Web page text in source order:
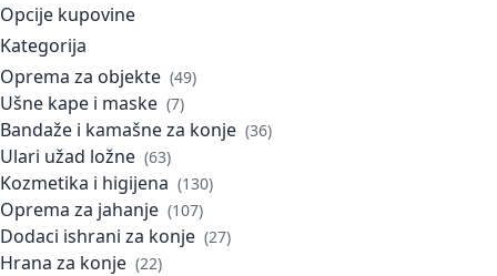
Opcije kupovine
Kategorija
Oprema za objekte
49
Ušne kape i maske 7
Bandaže i kamašne za konje 36
Ulari užad ložne 63
Kozmetika i higijena 130
Oprema za jahanje 107
Dodaci ishrani za konje 27
Hrana za konje 22